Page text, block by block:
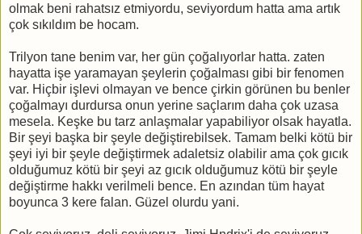
olmak beni rahatsız etmiyordu, seviyordum hatta ama artık
çok sıkıldım be hocam.
Trilyon tane benim var, her gün çoğalıyorlar hatta. zaten
hayatta işe yaramayan şeylerin çoğalması gibi bir fenomen
var. Hiçbir işlevi olmayan ve bence çirkin görünen bu benler
çoğalmayı durdursa onun yerine saçlarım daha çok uzasa
mesela. Keşke bu tarz anlaşmalar yapabiliyor olsak hayatla.
Bir şeyi başka bir şeyle değiştirebilsek. Tamam belki kötü bir
şeyi iyi bir şeyle değiştirmek adaletsiz olabilir ama çok gıcık
olduğumuz kötü bir şeyi az gıcık olduğumuz kötü bir şeyle
değiştirme hakkı verilmeli bence. En azından tüm hayat
boyunca 3 kere falan. Güzel olurdu yani.